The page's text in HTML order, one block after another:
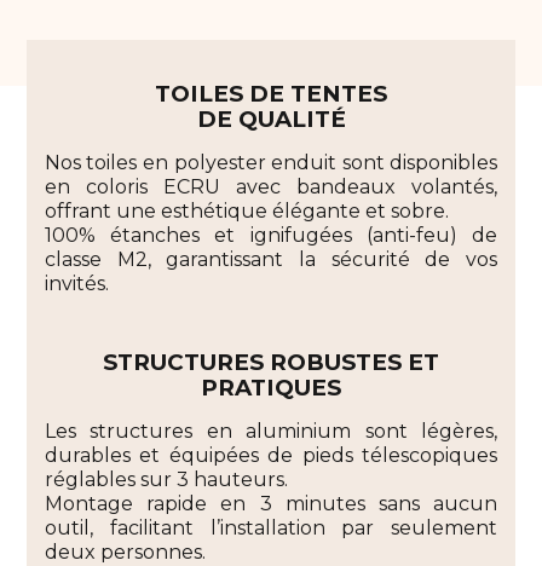
TOILES DE TENTES
DE QUALITÉ
Nos toiles en polyester enduit sont disponibles
en coloris ECRU avec bandeaux volantés,
offrant une esthétique élégante et sobre.
100% étanches et ignifugées (anti-feu) de
classe M2, garantissant la sécurité de vos
invités.
STRUCTURES ROBUSTES ET
PRATIQUES
Les structures en aluminium sont légères,
durables et équipées de pieds télescopiques
réglables sur 3 hauteurs.
Montage rapide en 3 minutes sans aucun
outil, facilitant l’installation par seulement
deux personnes.